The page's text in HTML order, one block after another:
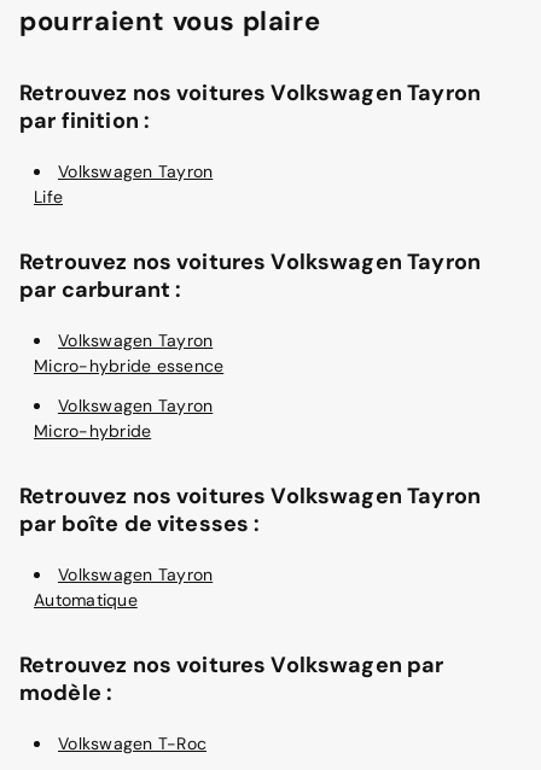
pourraient vous plaire
Retrouvez nos voitures Volkswagen Tayron
par finition :
Volkswagen Tayron
Life
Retrouvez nos voitures Volkswagen Tayron
par carburant :
Volkswagen Tayron
Micro-hybride essence
Volkswagen Tayron
Micro-hybride
Retrouvez nos voitures Volkswagen Tayron
par boîte de vitesses :
Volkswagen Tayron
Automatique
Retrouvez nos voitures Volkswagen par
modèle :
Volkswagen T-Roc